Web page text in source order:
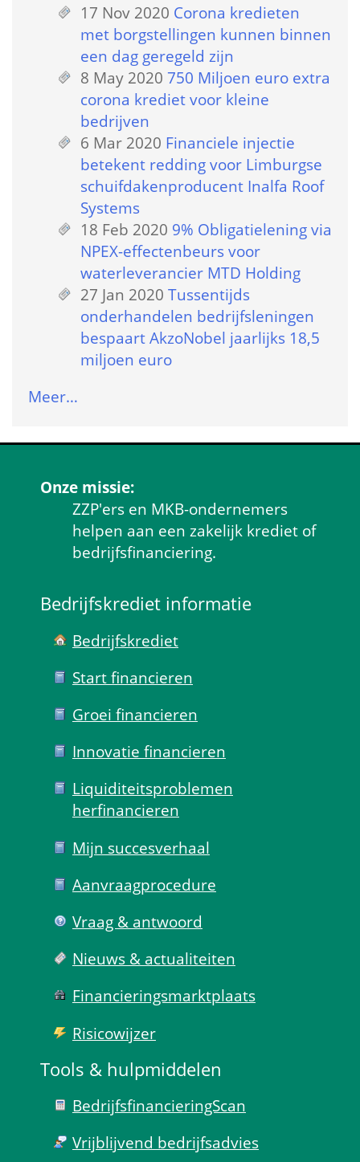
17 Nov 2020 Corona kredieten
met borgstellingen kunnen binnen
een dag geregeld zijn
8 May 2020 750 Miljoen euro extra
corona krediet voor kleine
bedrijven
6 Mar 2020 Financiele injectie
betekent redding voor Limburgse
schuifdakenproducent Inalfa Roof
Systems
18 Feb 2020 9% Obligatielening via
NPEX-effectenbeurs voor
waterleverancier MTD Holding
27 Jan 2020 Tussentijds
onderhandelen bedrijfsleningen
bespaart AkzoNobel jaarlijks 18,5
miljoen euro
Meer…
Onze missie:
ZZP'ers en MKB-ondernemers
helpen aan een zakelijk krediet of
bedrijfsfinanciering.
Bedrijfskrediet informatie
Bedrijfskrediet
Start financieren
Groei financieren
Innovatie financieren
Liquiditeits­problemen
herfinancieren
Mijn succes­verhaal
Aanvraag­procedure
Vraag & antwoord
Nieuws & actualiteiten
Financierings­markt­plaats
Risico­wijzer
Tools & hulp­middelen
Bedrijfsfinanciering­Scan
Vrijblijvend bedrijfs­advies